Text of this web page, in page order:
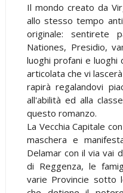
Il mondo creato da
allo stesso tempo
originale: sentirete
Nationes, Presidio,
luoghi profani e luoghi
articolata che vi
rapirà regalandovi
all'abilità ed alla
questo romanzo.
La Vecchia Capitale
maschera e
Delamar con il via vai
di Reggenza, le
varie Provincie